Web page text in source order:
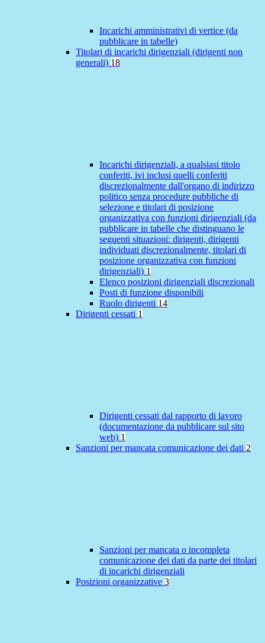
Incarichi amministrativi di vertice (da
pubblicare in tabelle)
Titolari di incarichi dirigenziali (dirigenti non
generali) 18
Incarichi dirigenziali, a qualsiasi titolo
conferiti, ivi inclusi quelli conferiti
discrezionalmente dall'organo di indirizzo
politico senza procedure pubbliche di
selezione e titolari di posizione
organizzativa con funzioni dirigenziali (da
pubblicare in tabelle che distinguano le
seguenti situazioni: dirigenti, dirigenti
individuati discrezionalmente, titolari di
posizione organizzativa con funzioni
dirigenziali) 1
Elenco posizioni dirigenziali discrezionali
Posti di funzione disponibili
Ruolo dirigenti 14
Dirigenti cessati 1
Dirigenti cessati dal rapporto di lavoro
(documentazione da pubblicare sul sito
web) 1
Sanzioni per mancata comunicazione dei dati 2
Sanzioni per mancata o incompleta
comunicazione dei dati da parte dei titolari
di incarichi dirigenziali
Posizioni organizzative 3